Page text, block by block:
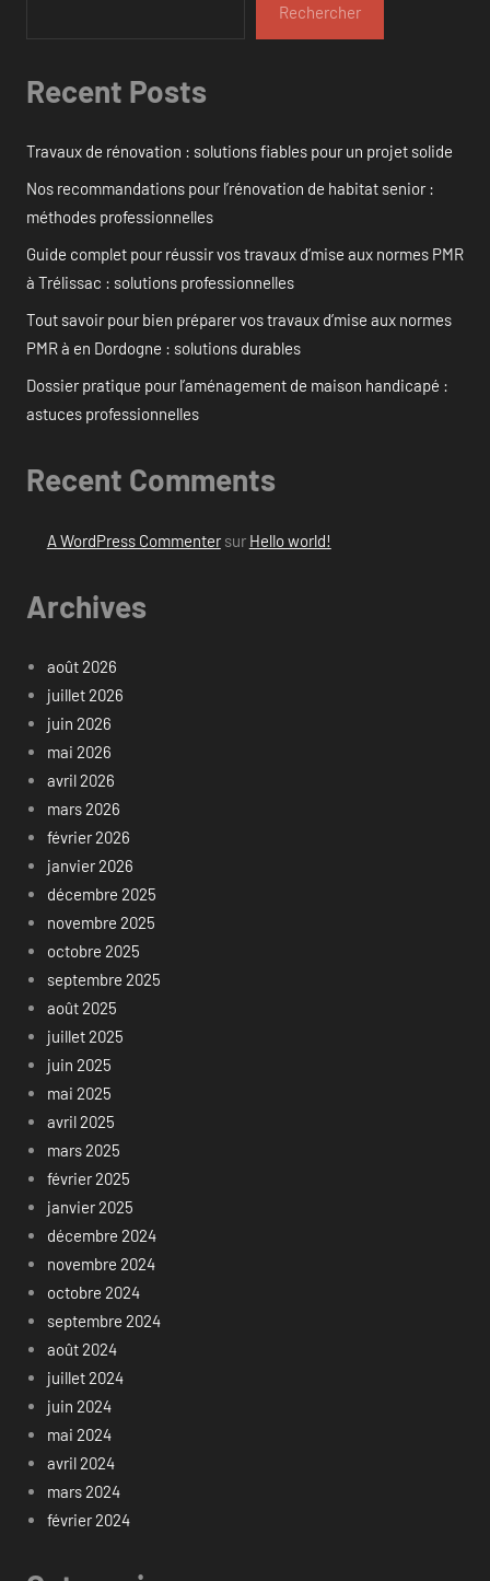
Rechercher
Recent Posts
Travaux de rénovation : solutions fiables pour un projet solide
Nos recommandations pour l’rénovation de habitat senior :
méthodes professionnelles
Guide complet pour réussir vos travaux d’mise aux normes PMR
à Trélissac : solutions professionnelles
Tout savoir pour bien préparer vos travaux d’mise aux normes
PMR à en Dordogne : solutions durables
Dossier pratique pour l’aménagement de maison handicapé :
astuces professionnelles
Recent Comments
A WordPress Commentersur Hello world!
Archives
août 2026
juillet 2026
juin 2026
mai 2026
avril 2026
mars 2026
février 2026
janvier 2026
décembre 2025
novembre 2025
octobre 2025
septembre 2025
août 2025
juillet 2025
juin 2025
mai 2025
avril 2025
mars 2025
février 2025
janvier 2025
décembre 2024
novembre 2024
octobre 2024
septembre 2024
août 2024
juillet 2024
juin 2024
mai 2024
avril 2024
mars 2024
février 2024